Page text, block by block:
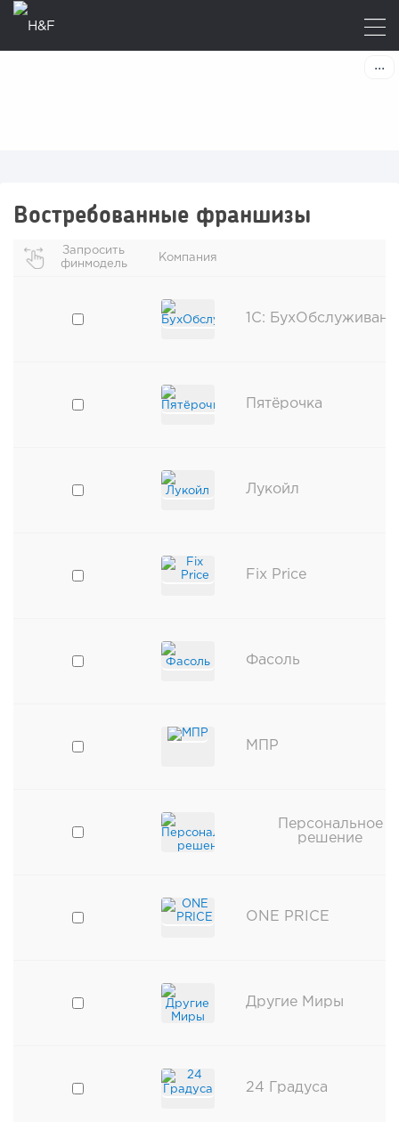
Востребованные франшизы
Запросить
финмодель
Компания
1C:
Пятёрочка
Лукойл
Fix Price
Фасоль
МПР
Персональное
решение
ONE PRICE
Другие Миры
24 Градуса